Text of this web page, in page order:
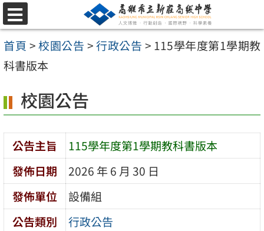
跳
至
主
要
容
區
選
單
首頁 >校園公告 >行政公告 > 115學年度第1學期教
科書版本
校園公告
公告主旨
115學年度第1學期教科書版本
發佈日期
2026 年 6 月 30 日
發佈單位
設備組
公告類別
行政公告